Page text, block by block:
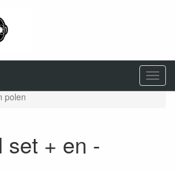
M
e
polen
set + en -